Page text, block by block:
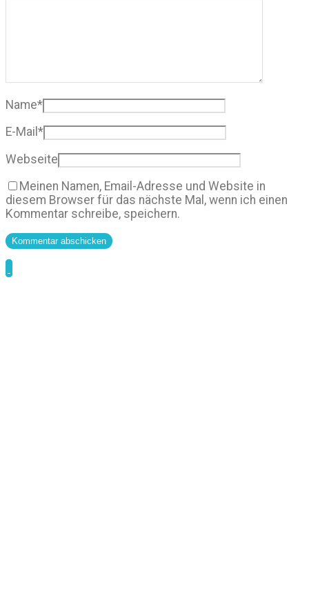
Name*
E-Mail *
Webseite
Meinen Namen, Email-Adresse und Website in
diesem Browser für das nächste Mal, wenn ich einen
Kommentar schreibe, speichern.